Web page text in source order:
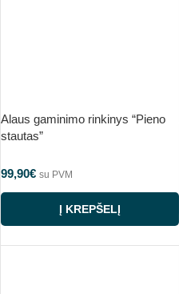
Alaus gaminimo rinkinys “Pieno
stautas”
99,90€ su PVM
Į KREPŠELĮ